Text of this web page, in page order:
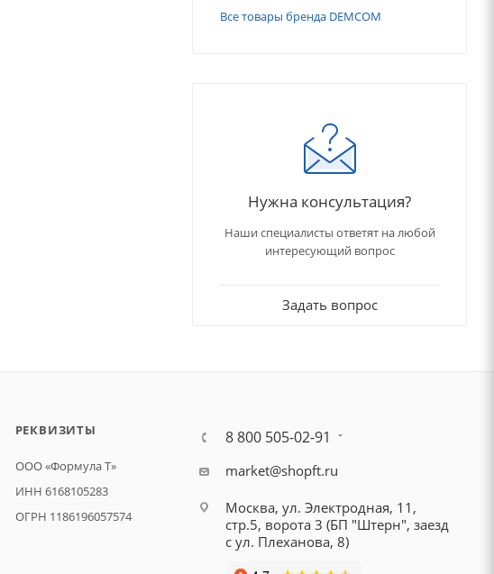
Все товары бренда DEMCOM
Нужна консультация?
Наши специалисты ответят на любой
интересующий вопрос
Задать вопрос
РЕКВИЗИТЫ
ООО «Формула Т»
ИНН 6168105283
ОГРН 1186196057574
8 800 505-02-91
market@shopft.ru
Москва, ул. Электродная, 11,
стр.5, ворота 3 (БП "Штерн", заезд
с ул. Плеханова, 8)